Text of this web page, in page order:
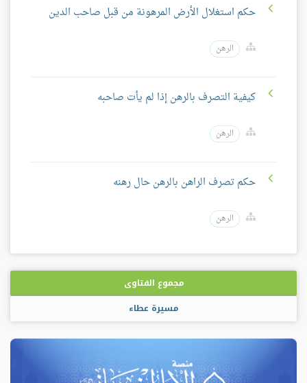
حكم استغلال الأرض المرهونة من قبل صاحب الدين
الرهن
كيفية التصرف بالرهن إذا لم يأت صاحبه
الرهن
حكم تصرف الراهن بالرهن حال رهنه
الرهن
مجموع الفتاوى
مسيرة عطاء